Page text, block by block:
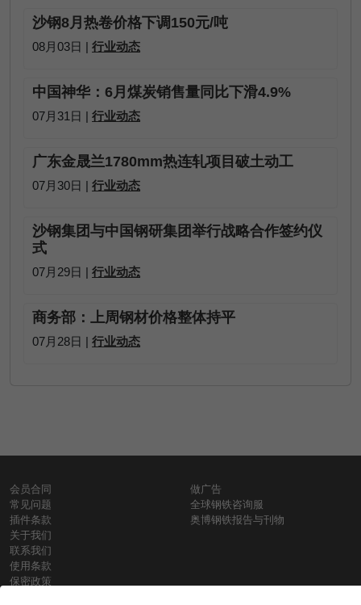
沙钢8月热卷价格下调150元/吨
08月03日 | 行业动态
中国神华：6月煤炭销售量同比下滑4.9%
07月31日 | 行业动态
广东金晟兰1780mm热连轧项目破土动工
07月30日 | 行业动态
沙钢集团与中国钢研集团举行战略合作签约仪
式
07月29日 | 行业动态
商务部：上周钢材价格整体持平
07月28日 | 行业动态
会员合同
常见问题
插件条款
关于我们
联系我们
使用条款
保密政策
做广告
全球钢铁咨询服
奥博钢铁报告与刊物